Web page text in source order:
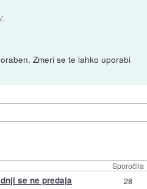
Zmeri se te lahko uporabi
Sporočila
se ne predaja 28